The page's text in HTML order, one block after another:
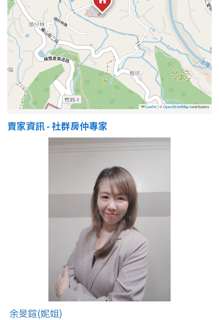
~
格局
不拘
1房
2房 3房
4房
5 年以下
10-20 年
30-40 年
Leaflet|©OpenStreetMapcontributors
賣家資訊 - 社群房仲專家
余旻鍹(妮姐)